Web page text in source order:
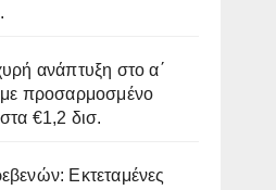
ανάπτυξη στο α΄
προσαρμοσμένο
€1,2 δισ.
Εκτεταμένες